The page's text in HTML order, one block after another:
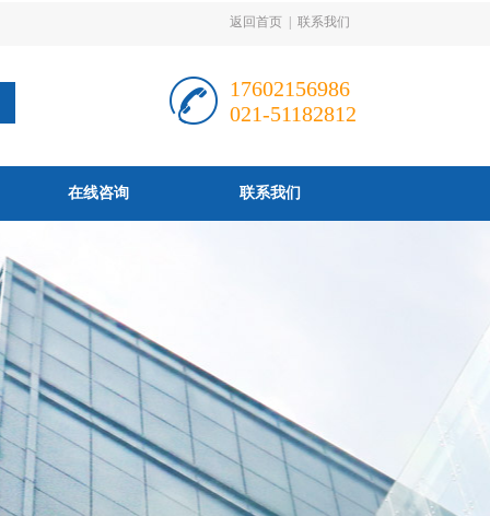
返回首页 联系我们
17602156986
021-51182812
在线咨询 联系我们